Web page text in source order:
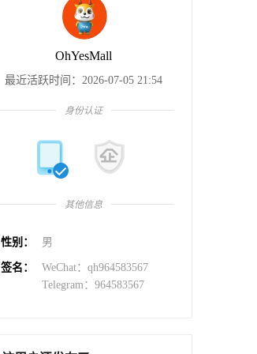
OhYesMall
最近活跃时间：2026-07-05 21:54
身份认证
其他信息
性别： 男
签名：
WeChat：qh964583567
Telegram：964583567